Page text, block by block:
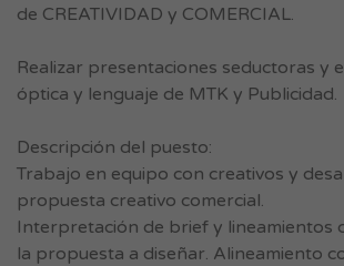
de CREATIVIDAD y COMERCIAL.
Realizar presentaciones seductoras y
óptica y lenguaje de MTK y Publicidad.
Descripción del puesto:
Trabajo en equipo con creativos y
propuesta creativo comercial.
Interpretación de brief y lineamientos
la propuesta a diseñar. Alineamiento